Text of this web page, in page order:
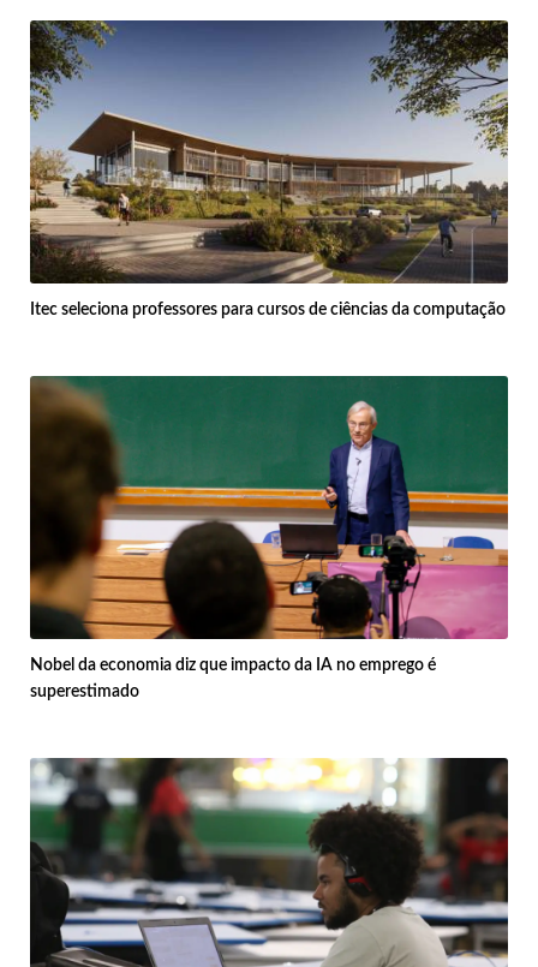
Itec seleciona professores para cursos de ciências da computação
Nobel da economia diz que impacto da IA no emprego é
superestimado